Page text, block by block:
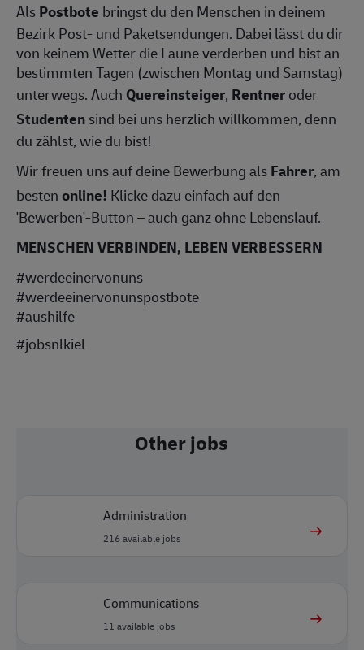
AlsPostbote bringst du den Menschen in deinem
Bezirk Post- und Paketsendungen. Dabei lässt du dir
von keinem Wetter die Laune verderben und bist an
bestimmten Tagen (zwischen Montag und Samstag)
unterwegs. Auch Quereinsteiger, Rentneroder
Studentensind bei uns herzlich willkommen, denn
du zählst, wie du bist!
Wir freuen uns auf deine Bewerbung alsFahrer, am
bestenonline! Klicke dazu einfach auf den
'Bewerben'-Button – auch ganz ohne Lebenslauf.
MENSCHEN VERBINDEN, LEBEN VERBESSERN
#werdeeinervonuns
#werdeeinervonunspostbote
#aushilfe
#jobsnlkiel
Other jobs
Administration
216available jobs
Communications
11 available jobs